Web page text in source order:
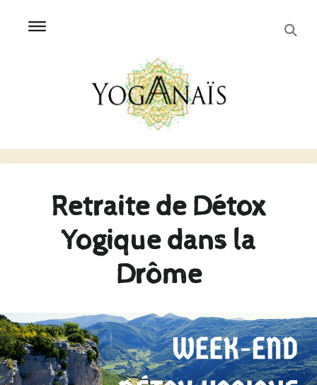
Retraite de Détox
Yogique dans la
Drôme